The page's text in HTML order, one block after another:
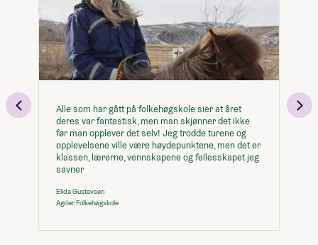
Alle som har gått på folkehøgskole sier at året
deres var fantastisk, men man skjønner det ikke
før man opplever det selv! Jeg trodde turene og
opplevelsene ville være høydepunktene, men det er
klassen, lærerne, vennskapene og fellesskapet jeg
savner
Elida Gustavsen
Agder Folkehøgskole